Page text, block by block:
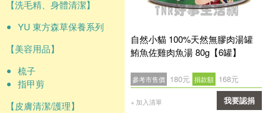
【洗毛精、身體清潔】
YU 東方森草保養系列
【美容用品】
梳子
指甲剪
【皮膚清潔/護理】
自然小貓 100%天然無膠肉湯罐
鮪魚佐雞肉魚湯 80g【6罐】
參考市售價 180元 捐款額 168元
+ 加入清單 我要認捐